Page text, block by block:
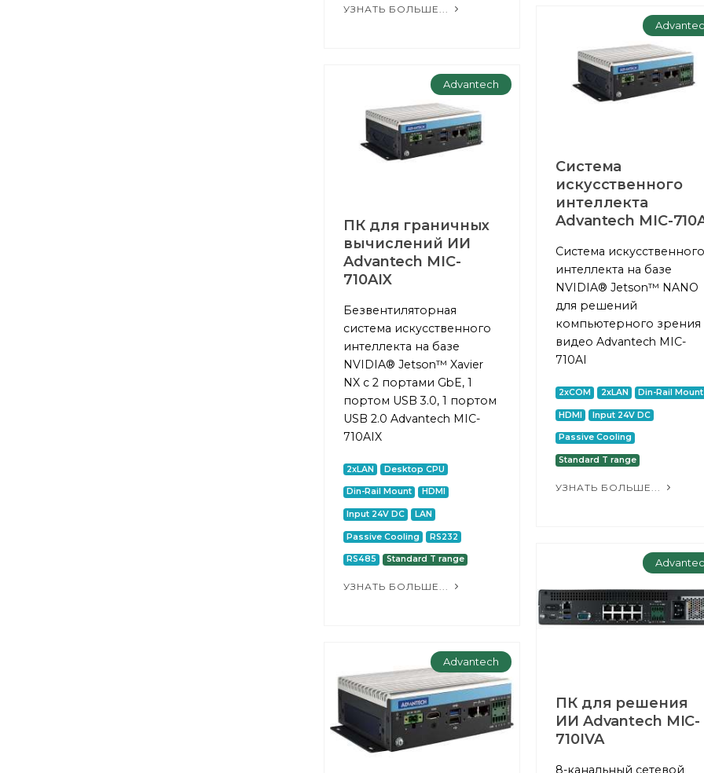
УЗНАТЬ БОЛЬШЕ...
Система
искусственного
интеллекта
Advantech MIC-
Система искусственного
интеллекта на базе
NVIDIA® Jetson™ NANO
для решений
компьютерного зрения
видео Advantech MIC-
710AI
2xCOM 2xLAN Din-Rail Mount
HDMI Input 24V DC
Passive Cooling
Standard T range
УЗНАТЬ БОЛЬШЕ...
Advantech
ПК для граничных
вычислений ИИ
Advantech MIC-
710AIX
Безвентиляторная
система искусственного
интеллекта на базе
NVIDIA® Jetson™ Xavier
NX с 2 портами GbE, 1
портом USB 3.0, 1 портом
USB 2.0 Advantech MIC-
710AIX
2xLAN Desktop CPU
Din-Rail Mount HDMI
Input 24V DC LAN
Passive Cooling RS232
RS485 Standard T range
УЗНАТЬ БОЛЬШЕ...
ПК для решения
ИИ Advantech MIC-
710IVA
8-канальный сетевой
Advantech